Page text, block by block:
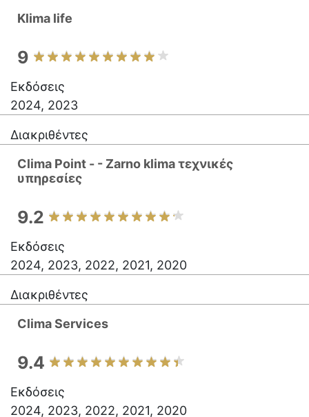
Klima life
9
Εκδόσεις
2024, 2023
Διακριθέντες
Clima Point - - Zarno klima τεχνικές
υπηρεσίες
9.2
Εκδόσεις
2024, 2023, 2022, 2021, 2020
Διακριθέντες
Clima Services
9.4
Εκδόσεις
2024, 2023, 2022, 2021, 2020